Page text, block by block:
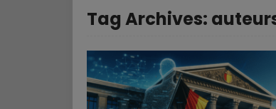
Tag Archives: